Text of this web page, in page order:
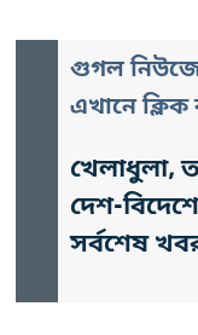
গুগল
এখানে
খেলাধুলা,
দেশ-
সর্বশেষ